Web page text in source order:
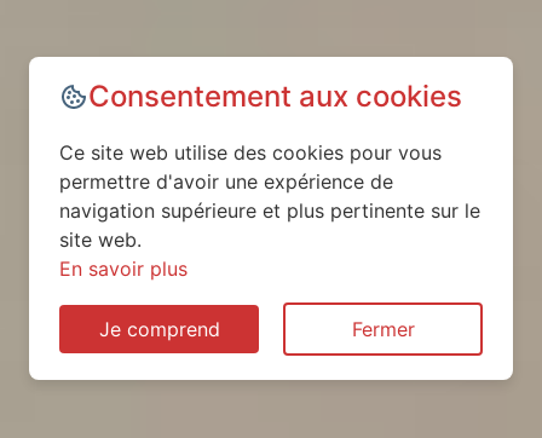
Consentement aux cookies
Ce site web utilise des cookies pour vous
permettre d'avoir une expérience de
navigation supérieure et plus pertinente sur le
site web.
En savoir plus
Je comprend Fermer